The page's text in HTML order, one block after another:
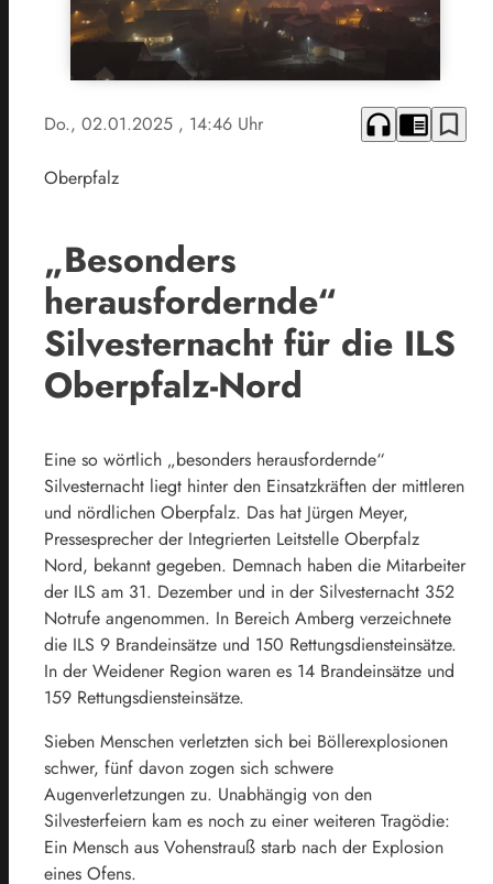
Do., 02.01.2025 , 14:46 Uhr headphones chrome_reader_mode bookmark_border
Oberpfalz
„Besonders
herausfordernde“
Silvesternacht für die ILS
Oberpfalz-Nord
Eine so wörtlich „besonders herausfordernde“
Silvesternacht liegt hinter den Einsatzkräften der mittleren
und nördlichen Oberpfalz. Das hat Jürgen Meyer,
Pressesprecher der Integrierten Leitstelle Oberpfalz
Nord, bekannt gegeben. Demnach haben die Mitarbeiter
der ILS am 31. Dezember und in der Silvesternacht 352
Notrufe angenommen. In Bereich Amberg verzeichnete
die ILS 9 Brandeinsätze und 150 Rettungsdiensteinsätze.
In der Weidener Region waren es 14 Brandeinsätze und
159 Rettungsdiensteinsätze.
Sieben Menschen verletzten sich bei Böllerexplosionen
schwer, fünf davon zogen sich schwere
Augenverletzungen zu. Unabhängig von den
Silvesterfeiern kam es noch zu einer weiteren Tragödie:
Ein Mensch aus Vohenstrauß starb nach der Explosion
eines Ofens.